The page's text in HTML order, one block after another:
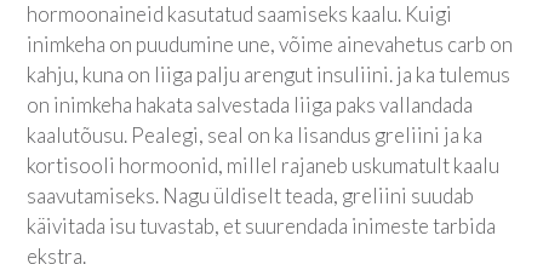
hormoonaineid kasutatud saamiseks kaalu. Kuigi
inimkeha on puudumine une, võime ainevahetus carb on
kahju, kuna on liiga palju arengut insuliini. ja ka tulemus
on inimkeha hakata salvestada liiga paks vallandada
kaalutõusu. Pealegi, seal on ka lisandus greliini ja ka
kortisooli hormoonid, millel rajaneb uskumatult kaalu
saavutamiseks. Nagu üldiselt teada, greliini suudab
käivitada isu tuvastab, et suurendada inimeste tarbida
ekstra.